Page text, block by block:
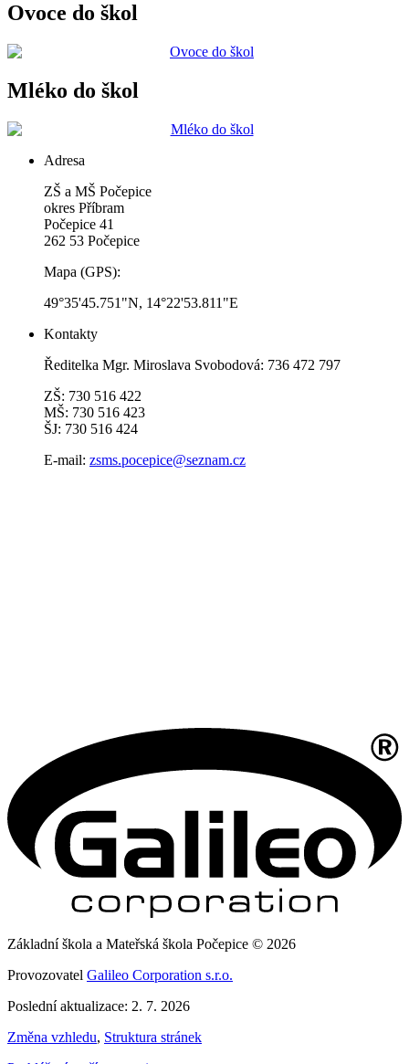
Ovoce do škol
Mléko do škol
Adresa
ZŠ a MŠ Počepice
okres Příbram
Počepice 41
262 53 Počepice
Mapa (GPS):
49°35'45.751"N, 14°22'53.811"E
Kontakty
Ředitelka Mgr. Miroslava Svobodová: 736 472 797
ZŠ: 730 516 422
MŠ: 730 516 423
ŠJ: 730 516 424
E-mail: zsms.pocepice@seznam.cz
Základní škola a Mateřská škola Počepice © 2026
Provozovatel Galileo Corporation s.r.o.
Poslední aktualizace: 2. 7. 2026
Změna vzhledu, Struktura stránek